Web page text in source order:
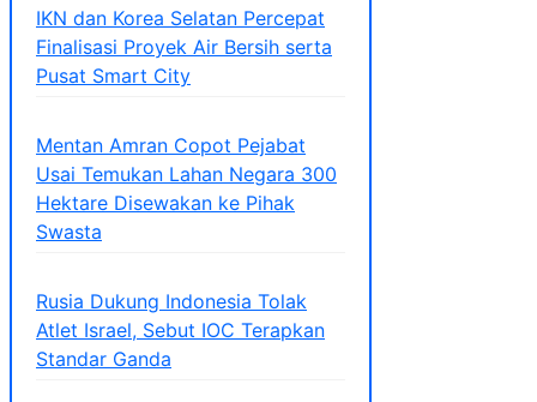
IKN dan Korea Selatan Percepat
Finalisasi Proyek Air Bersih serta
Pusat Smart City
Mentan Amran Copot Pejabat
Usai Temukan Lahan Negara 300
Hektare Disewakan ke Pihak
Swasta
Rusia Dukung Indonesia Tolak
Atlet Israel, Sebut IOC Terapkan
Standar Ganda